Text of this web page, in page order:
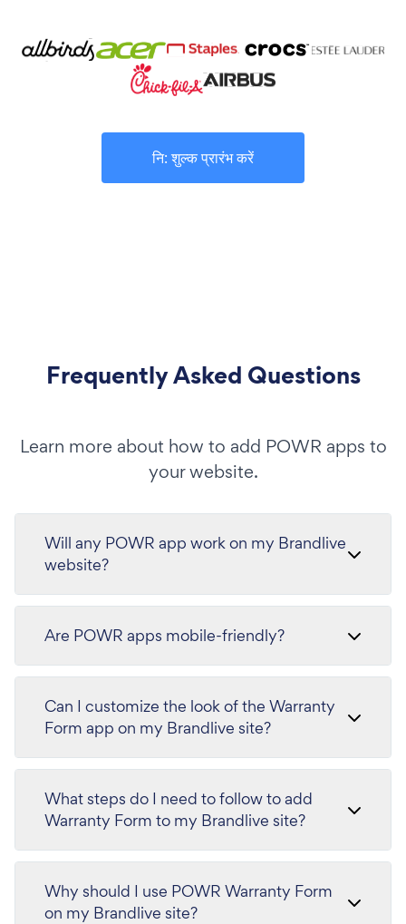
नि: शुल्क प्रारंभ करें
Frequently Asked Questions
Learn more about how to add POWR apps to
your website.
Will any POWR app work on my Brandlive
website?
Are POWR apps mobile-friendly?
Can I customize the look of the Warranty
Form app on my Brandlive site?
What steps do I need to follow to add
Warranty Form to my Brandlive site?
Why should I use POWR Warranty Form
on my Brandlive site?